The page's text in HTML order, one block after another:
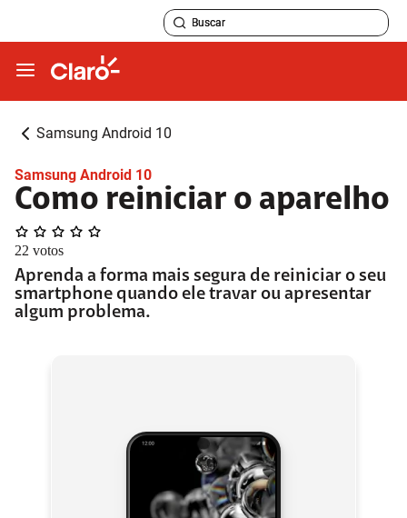
Samsung Android 10
Samsung Android 10
Como reiniciar o aparelho
22 votos
Aprenda a forma mais segura de reiniciar o seu
smartphone quando ele travar ou apresentar
algum problema.